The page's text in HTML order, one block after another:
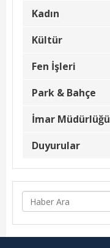
Duyurular
Foto Galeri
Videolar
Etkinlik Takvimi
Hizmet Rehberi
Faaliyet Raporu
Meclis Kararları
İhale İlanları
Kadın
Kültür
Fen İşleri
Park & Bahçe
İmar Müdürlüğü
Duyurular